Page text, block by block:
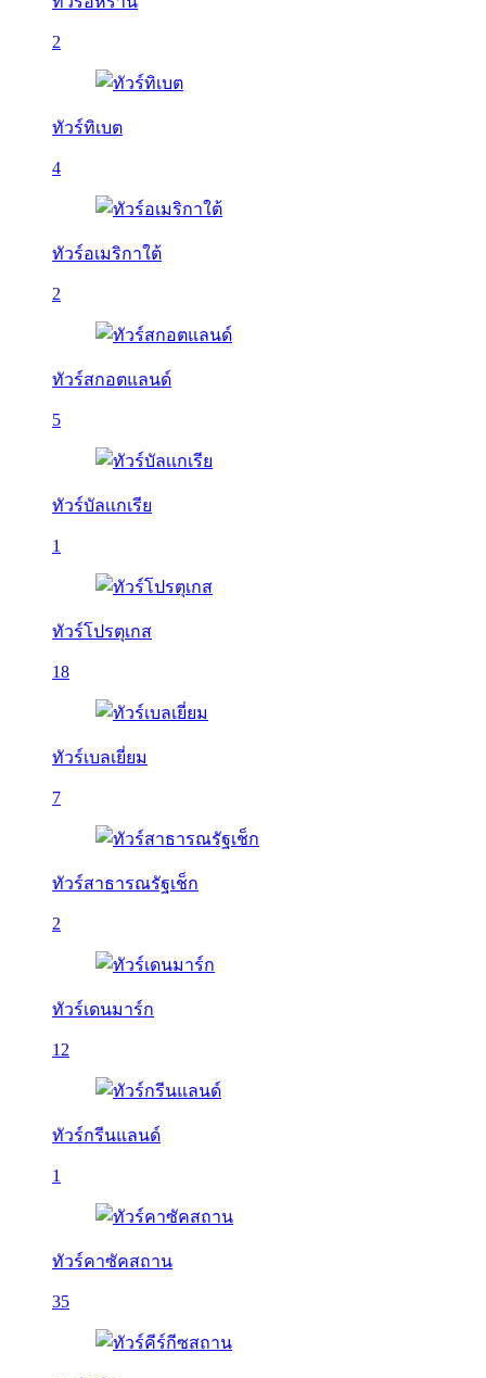
2
ทัวร์ทิเบต
4
ทัวร์อเมริกาใต้
2
ทัวร์สกอตแลนด์
5
ทัวร์บัลเเกเรีย
1
ทัวร์โปรตุเกส
18
ทัวร์เบลเยี่ยม
7
ทัวร์สาธารณรัฐเช็ก
2
ทัวร์เดนมาร์ก
12
ทัวร์กรีนแลนด์
1
ทัวร์คาซัคสถาน
35